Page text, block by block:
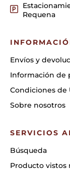
Requena
Envíos y
Información de
Condiciones de
Sobre nosotros
SERVICIOS
Búsqueda
Producto